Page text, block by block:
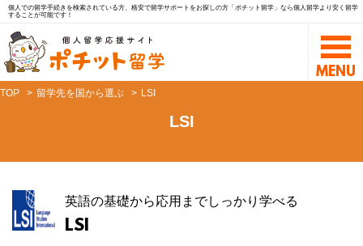
個人での留学手続きを検索されている方、格安で留学サポートをお探しの方「ポチット留学」なら個人留学より安く留学
することが可能です！
TOP 留学先を国から選ぶ LSI
LSI
英語の基礎から応用までしっかり学べる
LSI